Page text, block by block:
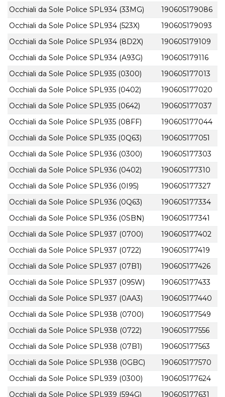
Occhiali da Sole Police SPL934 (33MG)
190605179086
Occhiali da Sole Police SPL934 (523X)
190605179093
Occhiali da Sole Police SPL934 (8D2X)
190605179109
Occhiali da Sole Police SPL934 (A93G)
190605179116
Occhiali da Sole Police SPL935 (0300)
190605177013
Occhiali da Sole Police SPL935 (0402)
190605177020
Occhiali da Sole Police SPL935 (0642)
190605177037
Occhiali da Sole Police SPL935 (08FF)
190605177044
Occhiali da Sole Police SPL935 (0Q63)
190605177051
Occhiali da Sole Police SPL936 (0300)
190605177303
Occhiali da Sole Police SPL936 (0402)
190605177310
Occhiali da Sole Police SPL936 (0I95)
190605177327
Occhiali da Sole Police SPL936 (0Q63)
190605177334
Occhiali da Sole Police SPL936 (0SBN)
190605177341
Occhiali da Sole Police SPL937 (0700)
190605177402
Occhiali da Sole Police SPL937 (0722)
190605177419
Occhiali da Sole Police SPL937 (07B1)
190605177426
Occhiali da Sole Police SPL937 (095W)
190605177433
Occhiali da Sole Police SPL937 (0AA3)
190605177440
Occhiali da Sole Police SPL938 (0700)
190605177549
Occhiali da Sole Police SPL938 (0722)
190605177556
Occhiali da Sole Police SPL938 (07B1)
190605177563
Occhiali da Sole Police SPL938 (0GBC)
190605177570
Occhiali da Sole Police SPL939 (0300)
190605177624
Occhiali da Sole Police SPL939 (594G)
190605177631